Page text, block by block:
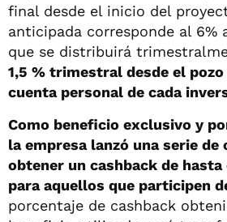
final desde el inicio del
anticipada corresponde al 6%
que se distribuirá
1,5 % trimestral desde el
cuenta personal de cada
Como beneficio exclusivo y
la empresa lanzó una serie de
obtener un cashback de hasta
para aquellos que participen
porcentaje de cashback